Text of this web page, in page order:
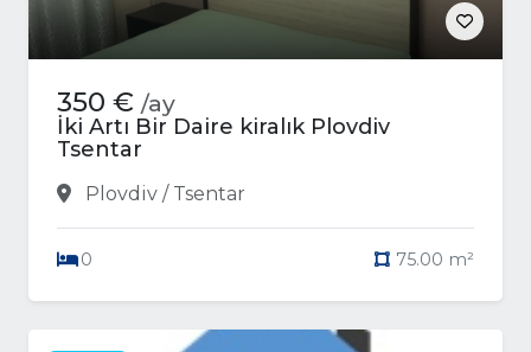
350 € /ay
İki Artı Bir Daire kiralık Plovdiv
Tsentar
Plovdiv / Tsentar
0 75.00 m²